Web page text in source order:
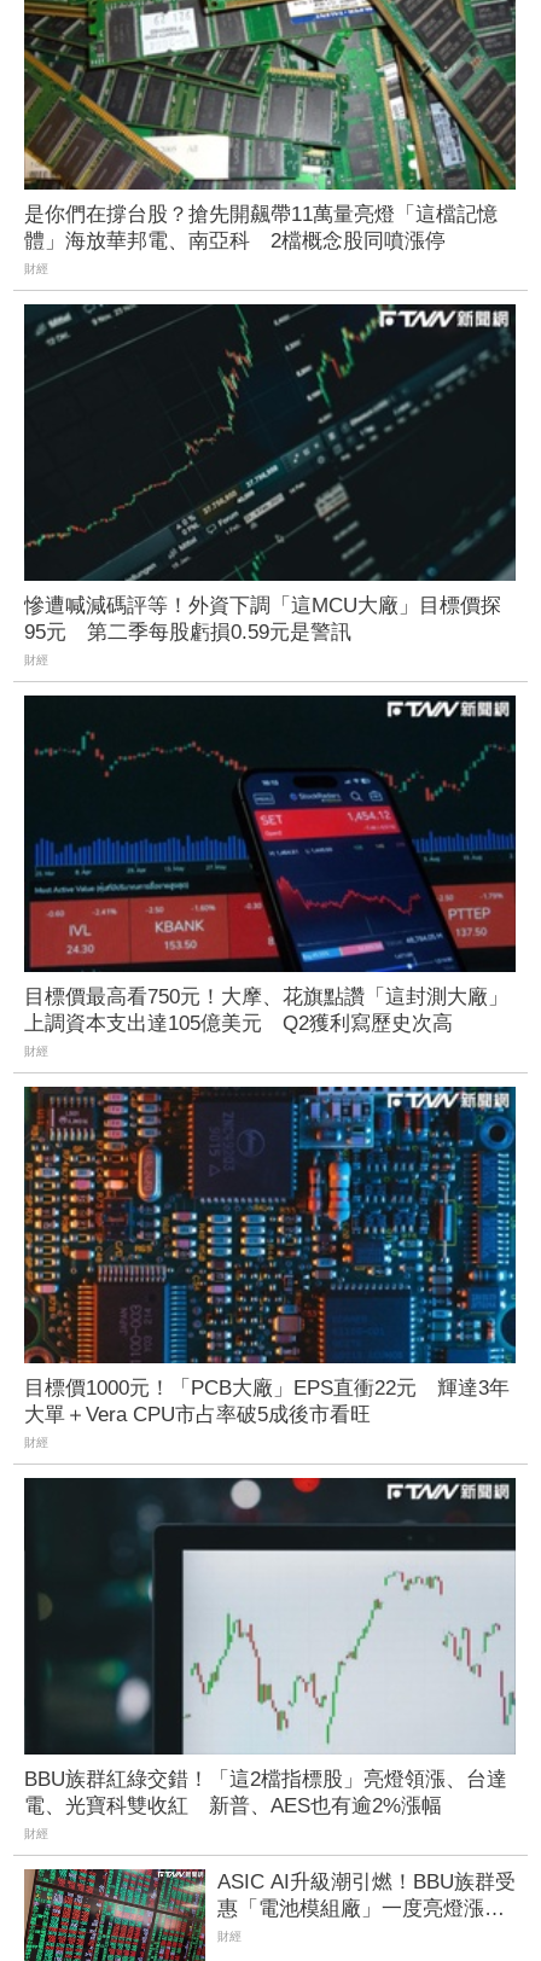
是你們在撐台股？搶先開飆帶11萬量亮燈「這檔記憶
體」海放華邦電、南亞科 2檔概念股同噴漲停
財經
慘遭喊減碼評等！外資下調「這MCU大廠」目標價探
95元 第二季每股虧損0.59元是警訊
財經
目標價最高看750元！大摩、花旗點讚「這封測大廠」
上調資本支出達105億美元 Q2獲利寫歷史次高
財經
目標價1000元！「PCB大廠」EPS直衝22元 輝達3年
大單＋Vera CPU市占率破5成後市看旺
財經
BBU族群紅綠交錯！「這2檔指標股」亮燈領漲、台達
電、光寶科雙收紅 新普、AES也有逾2%漲幅
財經
ASIC AI升級潮引燃！BBU族群受
惠「電池模組廠」一度亮燈漲
停 順達、加百裕噴半根
財經